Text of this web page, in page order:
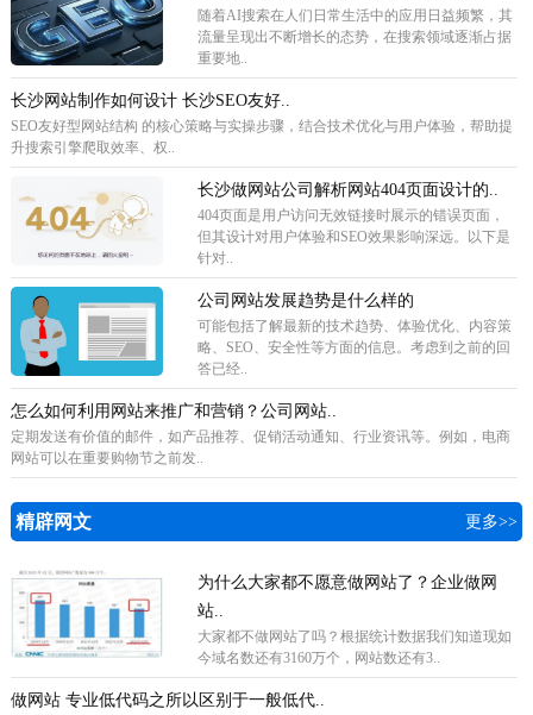
随着AI搜索在人们日常生活中的应用日益频繁，其
流量呈现出不断增长的态势，在搜索领域逐渐占据
重要地..
长沙网站制作如何设计 长沙SEO友好..
SEO友好型网站结构 的核心策略与实操步骤，结合技术优化与用户体验，帮助提
升搜索引擎爬取效率、权..
长沙做网站公司解析网站404页面设计的..
404页面是用户访问无效链接时展示的错误页面，
但其设计对用户体验和SEO效果影响深远。以下是
针对..
公司网站发展趋势是什么样的
可能包括了解最新的技术趋势、体验优化、内容策
略、SEO、安全性等方面的信息。考虑到之前的回
答已经..
怎么如何利用网站来推广和营销？公司网站..
定期发送有价值的邮件，如产品推荐、促销活动通知、行业资讯等。例如，电商
网站可以在重要购物节之前发..
精辟网文 更多>>
为什么大家都不愿意做网站了？企业做网
站..
​大家都不做网站了吗？根据统计数据我们知道现如
今域名数还有3160万个，网站数还有3..
做网站 专业低代码之所以区别于一般低代..